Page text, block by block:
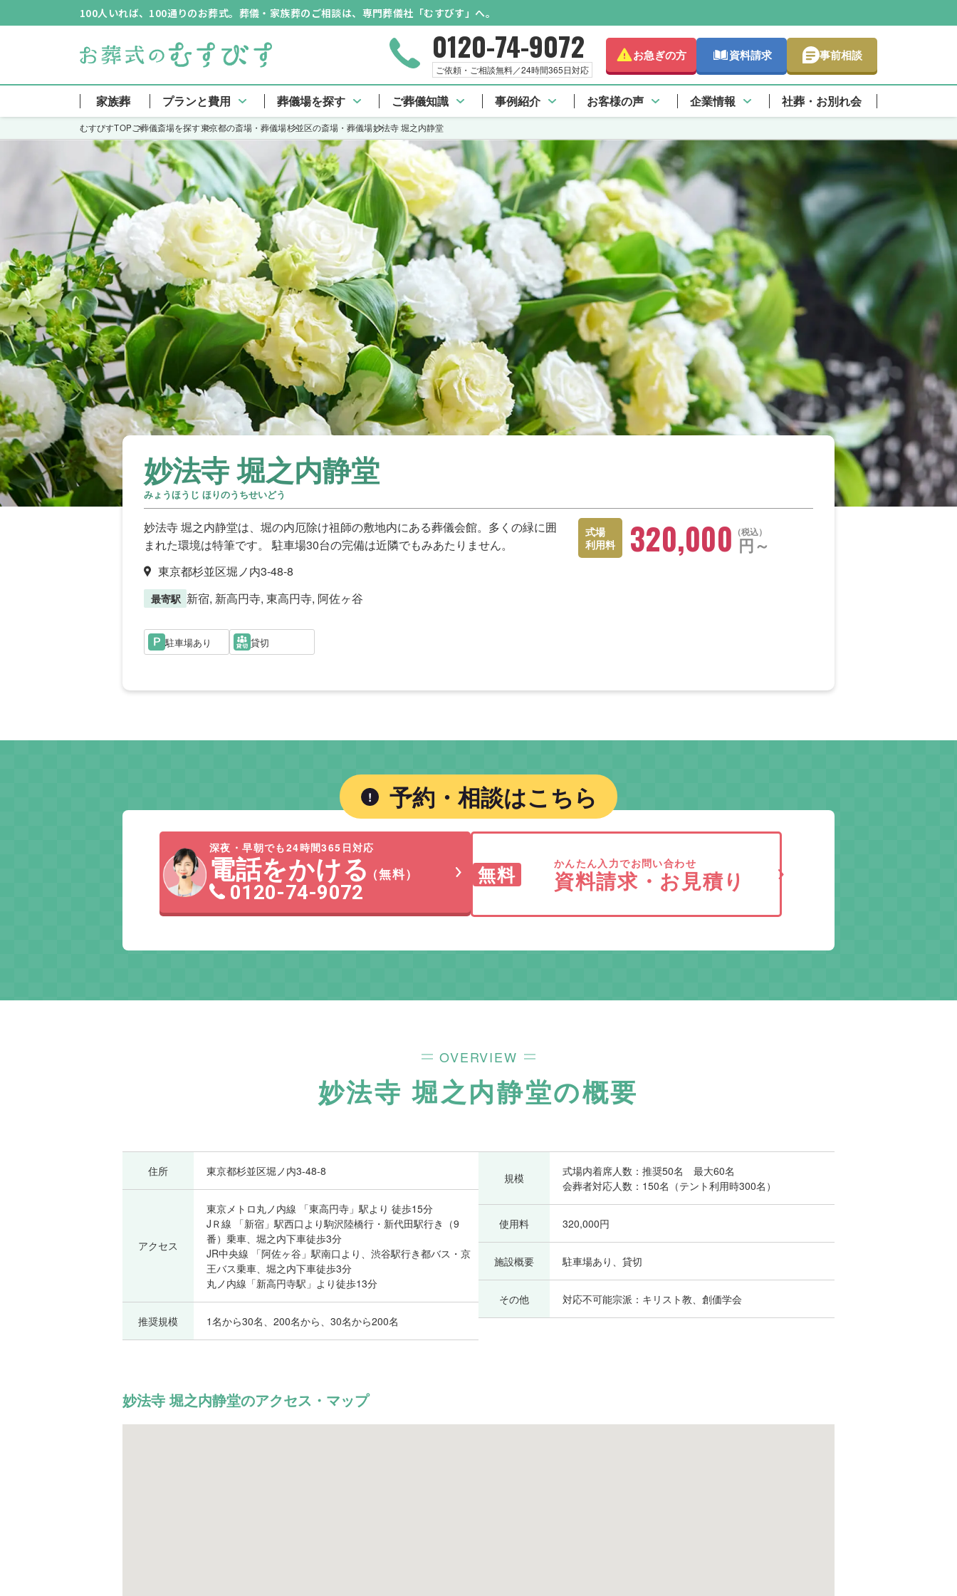
100人いれば、100通りのお葬式。葬儀・家族葬のご相談は、専門葬儀社「むすびす」へ。
0120-74-9072
ご依頼・ご相談無料／24時間365日対応
お急ぎの方 資料請求 事前相談
家族葬 プランと費用 葬儀場を探す ご葬儀知識 事例紹介 お客様の声 企業情報 社葬・お別れ会
むすびすTOPご葬儀斎場を探す東京都の斎場・葬儀場杉並区の斎場・葬儀場妙法寺 堀之内静堂
妙法寺 堀之内静堂
みょうほうじ ほりのうちせいどう
妙法寺 堀之内静堂は、堀の内厄除け祖師の敷地内にある葬儀会館。多くの緑に囲
まれた環境は特筆です。 駐車場30台の完備は近隣でもみあたりません。
東京都杉並区堀ノ内3-48-8
最寄駅 新宿, 新高円寺, 東高円寺, 阿佐ヶ谷
式場
利用料
税込
320,000 円～
駐車場あり 貸切
予約・相談はこちら
深夜・早朝でも24時間365日対応
電話をかける （無料）
0120-74-9072
無料 かんたん入力でお問い合わせ
資料請求・お見積り
OVERVIEW
妙法寺 堀之内静堂の概要
住所 東京都杉並区堀ノ内3-48-8
アクセス
東京メトロ丸ノ内線 「東高円寺」駅より 徒歩15分
JＲ線 「新宿」駅西口より駒沢陸橋行・新代田駅行き（9
番）乗車、堀之内下車徒歩3分
JR中央線 「阿佐ヶ谷」駅南口より、渋谷駅行き都バス・京
王バス乗車、堀之内下車徒歩3分
丸ノ内線「新高円寺駅」より徒歩13分
推奨規模 1名から30名、200名から、30名から200名
規模
式場内着席人数：推奨50名 最大60名
会葬者対応人数：150名（テント利用時300名）
使用料 320,000円
施設概要 駐車場あり、貸切
その他 対応不可能宗派：キリスト教、創価学会
妙法寺 堀之内静堂のアクセス・マップ